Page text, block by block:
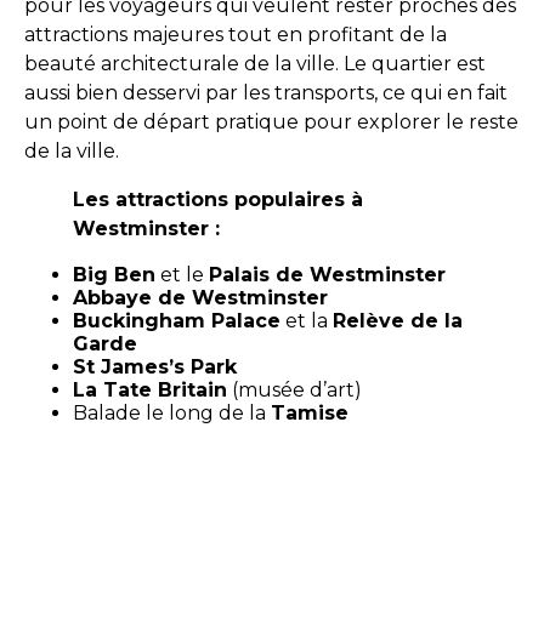
pour les voyageurs qui veulent rester proches des
attractions majeures tout en profitant de la
beauté architecturale de la ville. Le quartier est
aussi bien desservi par les transports, ce qui en fait
un point de départ pratique pour explorer le reste
de la ville.
Les attractions populaires à
Westminster :
Big Ben et le Palais de Westminster
Abbaye de Westminster
Buckingham Palace et la Relève de la
Garde
St James’s Park
La Tate Britain (musée d’art)
Balade le long de la Tamise